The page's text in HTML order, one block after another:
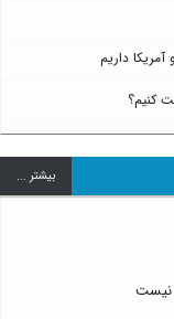
داریم
کنیم؟
بيشتر ...
نیست